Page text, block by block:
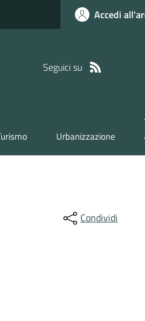
Accedi
Seguici su
Urbanizzazione
Condividi